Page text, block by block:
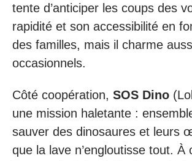
tente d’anticiper les coups des
rapidité et son accessibilité en
des familles, mais il charme
occasionnels.
Côté coopération, SOS Dino
une mission haletante :
sauver des dinosaures et leurs
que la lave n’engloutisse tout. À